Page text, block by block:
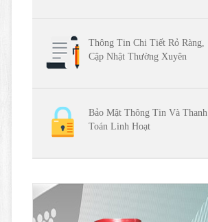
Thông Tin Chi Tiết Rỏ Ràng,
Cập Nhật Thường Xuyên
Bảo Mật Thông Tin Và Thanh
Toán Linh Hoạt